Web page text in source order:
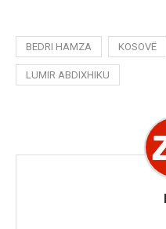
BEDRI HAMZA KOSOVË
LUMIR ABDIXHIKU